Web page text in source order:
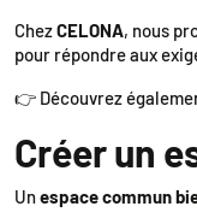
ChezCELONA, nous
pour répondre aux
👉 Découvrez
Créer un
Unespace commun